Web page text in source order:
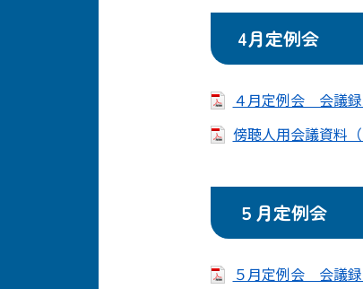
4月定例会
４月定例会 会議録
傍聴人用会議資料（
５月定例会
５月定例会 会議録